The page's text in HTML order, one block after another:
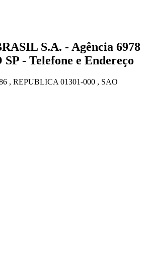
S.A. - Agência 6978
- Telefone e Endereço
, REPUBLICA 01301-000 , SAO